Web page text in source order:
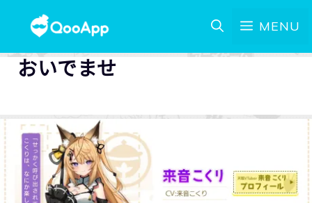
MENU
おいでませ